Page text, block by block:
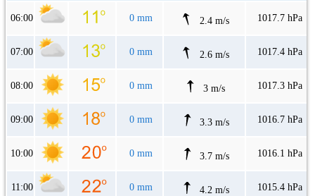
06:00 0 mm 2.4 m/s 1017.7 hPa
07:00 0 mm 2.6 m/s 1017.4 hPa
08:00 0 mm 3 m/s 1017.3 hPa
09:00 0 mm 3.3 m/s 1016.7 hPa
10:00 0 mm 3.7 m/s 1016.1 hPa
11:00 0 mm 4.2 m/s 1015.4 hPa